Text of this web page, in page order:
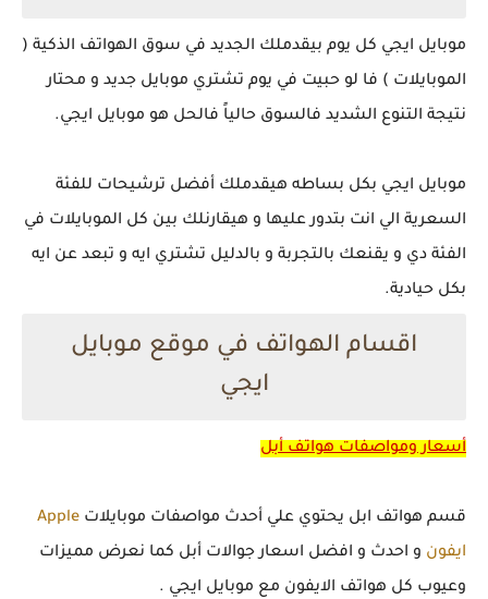
موبايل ايجي كل يوم بيقدملك الجديد في سوق الهواتف الذكية (
الموبايلات ) فا لو حبيت في يوم تشتري موبايل جديد و محتار
نتيجة التنوع الشديد فالسوق حالياً فالحل هو موبايل ايجي.
موبايل ايجي بكل بساطه هيقدملك أفضل ترشيحات للفئة
السعرية الي انت بتدور عليها و هيقارنلك بين كل الموبايلات في
الفئة دي و يقنعك بالتجربة و بالدليل تشتري ايه و تبعد عن ايه
بكل حيادية.
اقسام الهواتف في موقع موبايل
ايجي
أسعار ومواصفات هواتف أبل
قسم هواتف ابل يحتوي علي أحدث مواصفات موبايلات Apple
ايفون و احدث و افضل اسعار جوالات أبل كما نعرض مميزات
وعيوب كل هواتف الايفون مع موبايل ايجي .